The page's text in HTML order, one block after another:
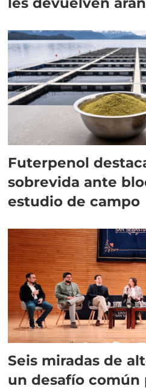
Futerpenol
sobrevida ante
estudio de campo
Seis miradas de
un desafío común